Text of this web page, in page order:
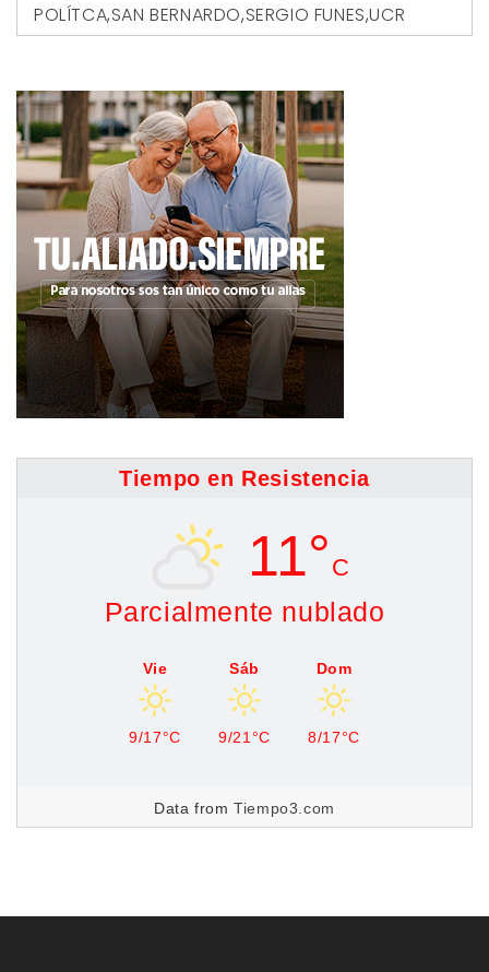
POLÍTCA,SAN BERNARDO,SERGIO FUNES,UCR
Tiempo en Resistencia
11° C
Parcialmente nublado
Vie
9/17°C
Sáb
9/21°C
Dom
8/17°C
Data fromTiempo3.com